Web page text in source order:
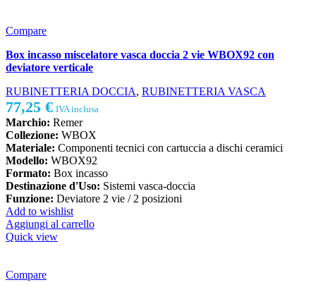
Compare
Box incasso miscelatore vasca doccia 2 vie WBOX92 con
deviatore verticale
RUBINETTERIA DOCCIA, RUBINETTERIA VASCA
77,25 € IVA inclusa
Marchio: Remer
Collezione: WBOX
Materiale: Componenti tecnici con cartuccia a dischi ceramici
Modello: WBOX92
Formato: Box incasso
Destinazione d'Uso: Sistemi vasca-doccia
Funzione: Deviatore 2 vie / 2 posizioni
Add to wishlist
Aggiungi al carrello
Quick view
Compare